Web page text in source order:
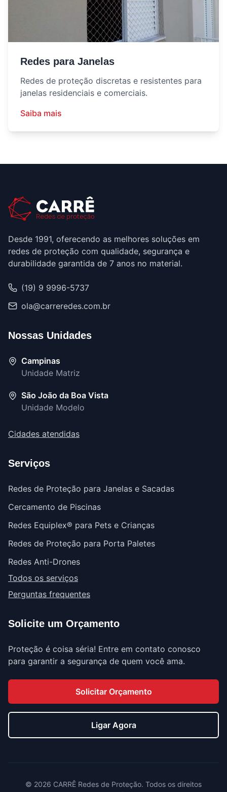
Redes para Janelas
Redes de proteção discretas e resistentes para
janelas residenciais e comerciais.
Saiba mais
Desde 1991, oferecendo as melhores soluções em
redes de proteção com qualidade, segurança e
durabilidade garantida de 7 anos no material.
(19) 9 9996-5737
ola@carreredes.com.br
Nossas Unidades
Campinas
Unidade Matriz
São João da Boa Vista
Unidade Modelo
Cidades atendidas
Serviços
Redes de Proteção para Janelas e Sacadas
Cercamento de Piscinas
Redes Equiplex® para Pets e Crianças
Redes de Proteção para Porta Paletes
Redes Anti-Drones
Todos os serviços
Perguntas frequentes
Solicite um Orçamento
Proteção é coisa séria! Entre em contato conosco
para garantir a segurança de quem você ama.
Solicitar Orçamento
Ligar Agora
© 2026 CARRÊ Redes de Proteção. Todos os direitos